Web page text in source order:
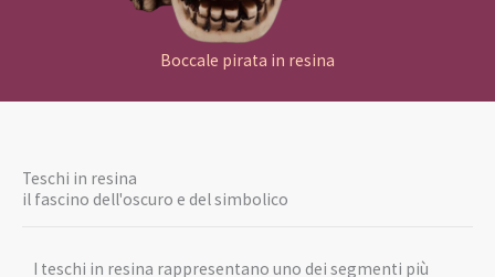
Boccale pirata in resina
Teschi in resina
il fascino dell'oscuro e del simbolico
I teschi in resina rappresentano uno dei segmenti più